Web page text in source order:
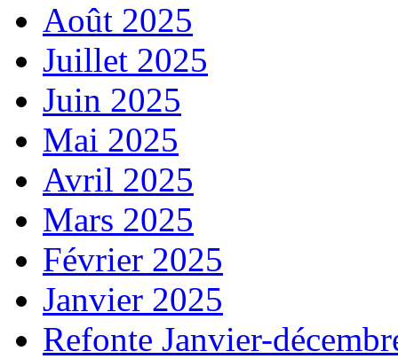
Août 2025
Juillet 2025
Juin 2025
Mai 2025
Avril 2025
Mars 2025
Février 2025
Janvier 2025
Refonte Janvier-